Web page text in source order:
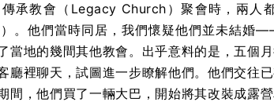
承教會（Legacy Church）聚會時，兩人
）。他們當時同居，我們懷疑他們並未結婚
當地的幾間其他教會。出乎意料的是，五個
廳裡聊天，試圖進一步瞭解他們。他們交往
間，他們買了一輛大巴，開始將其改裝成露